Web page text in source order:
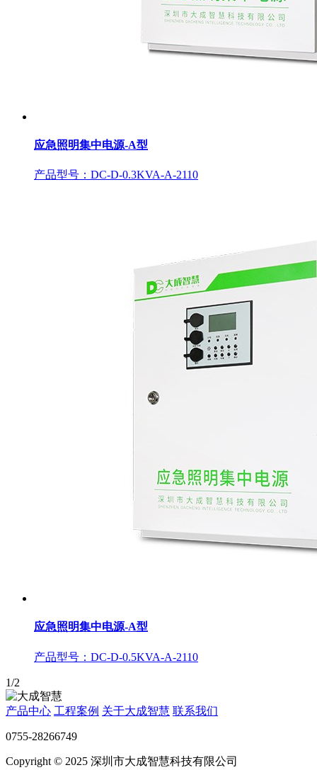
应急照明集中电源-A型
产品型号：DC-D-0.3KVA-A-2110
应急照明集中电源-A型
产品型号：DC-D-0.5KVA-A-2110
1/2
产品中心 工程案例 关于大成智慧 联系我们
0755-28266749
Copyright © 2025 深圳市大成智慧科技有限公司